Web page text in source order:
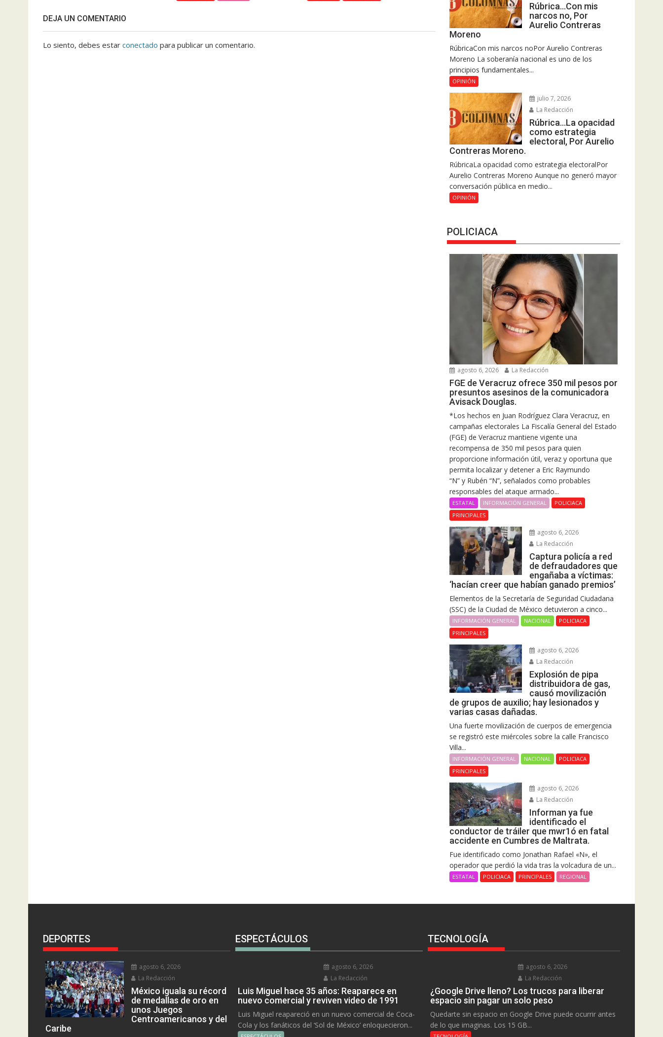
DEJA UN COMENTARIO
Lo siento, debes estar conectado para publicar un comentario.
Rúbrica…Con mis
narcos no, Por
Aurelio Contreras
Moreno
RúbricaCon mis narcos noPor Aurelio Contreras
Moreno La soberanía nacional es uno de los
principios fundamentales...
OPINIÓN
julio 7, 2026
La Redacción
Rúbrica…La opacidad
como estrategia
electoral, Por Aurelio
Contreras Moreno.
RúbricaLa opacidad como estrategia electoralPor
Aurelio Contreras Moreno Aunque no generó mayor
conversación pública en medio...
OPINIÓN
POLICIACA
agosto 6, 2026 La Redacción
FGE de Veracruz ofrece 350 mil pesos por
presuntos asesinos de la comunicadora
Avisack Douglas.
*Los hechos en Juan Rodríguez Clara Veracruz, en
campañas electorales La Fiscalía General del Estado
(FGE) de Veracruz mantiene vigente una
recompensa de 350 mil pesos para quien
proporcione información útil, veraz y oportuna que
permita localizar y detener a Eric Raymundo
“N” y Rubén “N”, señalados como probables
responsables del ataque armado...
ESTATAL INFORMACIÓN GENERAL
POLICIACA
PRINCIPALES
agosto 6, 2026
La Redacción
Captura policía a red
de defraudadores que
engañaba a víctimas:
‘hacían creer que habían ganado premios’
Elementos de la Secretaría de Seguridad Ciudadana
(SSC) de la Ciudad de México detuvieron a cinco...
INFORMACIÓN GENERAL NACIONAL
POLICIACA
PRINCIPALES
agosto 6, 2026
La Redacción
Explosión de pipa
distribuidora de gas,
causó movilización
de grupos de auxilio; hay lesionados y
varias casas dañadas.
Una fuerte movilización de cuerpos de emergencia
se registró este miércoles sobre la calle Francisco
Villa...
INFORMACIÓN GENERAL NACIONAL
POLICIACA
PRINCIPALES
agosto 6, 2026
La Redacción
Informan ya fue
identificado el
conductor de tráiler que mwr1ó en fatal
accidente en Cumbres de Maltrata.
Fue identificado como Jonathan Rafael «N», el
operador que perdió la vida tras la volcadura de un...
ESTATAL POLICIACA PRINCIPALES REGIONAL
DEPORTES
agosto 6, 2026
La Redacción
México iguala su récord
de medallas de oro en
unos Juegos
Centroamericanos y del
Caribe
ESPECTÁCULOS
agosto 6, 2026
La Redacción
Luis Miguel hace 35 años: Reaparece en
nuevo comercial y reviven video de 1991
Luis Miguel reapareció en un nuevo comercial de Coca-
Cola y los fanáticos del ‘Sol de México’ enloquecieron...
TECNOLOGÍA
agosto 6, 2026
La Redacción
¿Google Drive lleno? Los trucos para liberar
espacio sin pagar un solo peso
Quedarte sin espacio en Google Drive puede ocurrir antes
de lo que imaginas. Los 15 GB...